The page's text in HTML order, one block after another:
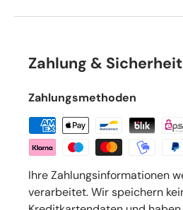
Zahlung & Sicherheit
Zahlungsmethoden
Ihre Zahlungsinformationen
verarbeitet. Wir speichern